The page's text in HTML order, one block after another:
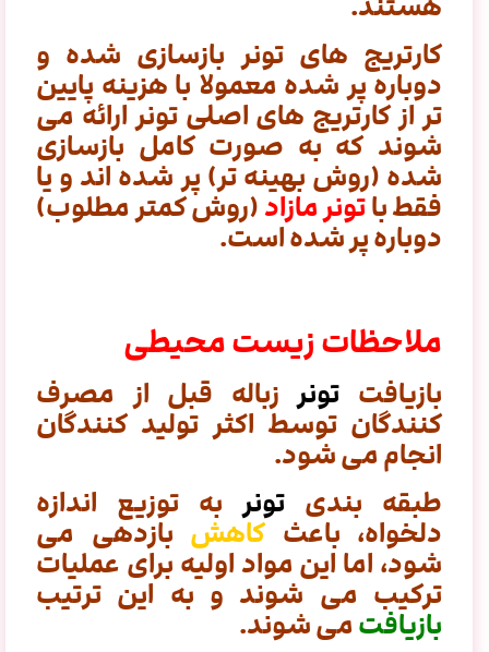
هستند.
کارتریج های تونر بازسازی شده و
دوباره پر شده معمولا با هزینه پایین
تر از کارتریج های اصلی تونر ارائه می
شوند که به صورت کامل بازسازی
شده (روش بهینه تر) پر شده اند و یا
فقط باتونر مازاد(روش کمتر مطلوب)
دوباره پر شده است.
ملاحظات زیست محیطی
بازیافت تونرزباله قبل از مصرف
کنندگان توسط اکثر تولید کنندگان
انجام می شود.
طبقه بندی تونربه توزیع اندازه
دلخواه، باعث کاهشبازدهی می
شود، اما این مواد اولیه برای عملیات
ترکیب می شوند و به این ترتیب
بازیافتمی شوند.